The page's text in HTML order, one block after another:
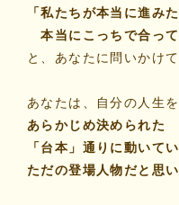
「私たちが本当に進み
本当にこっちで合って
と、あなたに問いかけ
あなたは、自分の人生を
あらかじめ決められた
「台本」通りに動いて
ただの登場人物だと思